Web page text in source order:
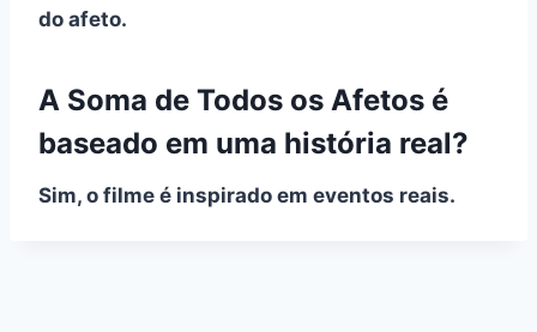
do afeto.
A Soma de Todos os Afetos é
baseado em uma história real?
Sim, o filme é inspirado em eventos reais.